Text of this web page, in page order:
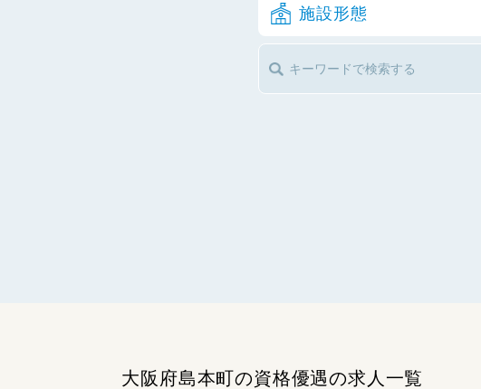
施設形態
大阪府島本町の資格優遇の求人一覧